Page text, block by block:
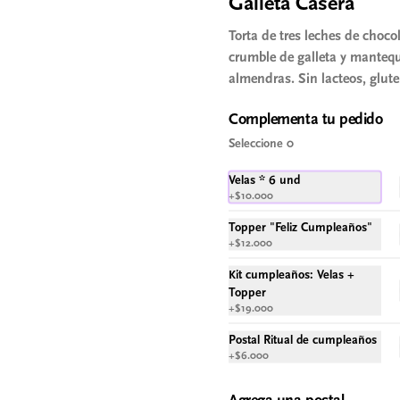
Torta de tres leches de
crumble de galleta y
almendras. Sin lacteos,
Complementa tu pedido
Seleccione 0
Velas * 6 und
+$10.000
Topper "Feliz Cumpleaños"
+$12.000
Kit cumpleaños: Velas +
Topper
+$19.000
Postal Ritual de cumpleaños
+$6.000